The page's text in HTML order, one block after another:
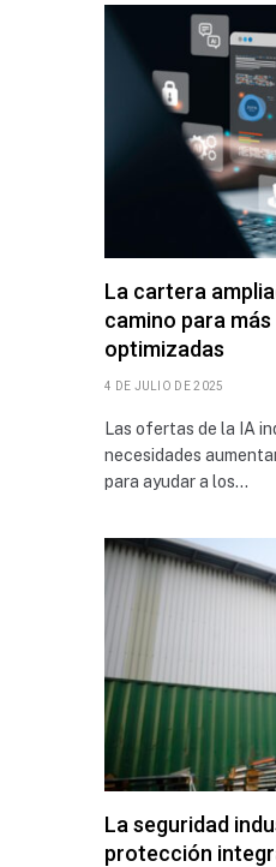
La cartera
camino para
optimizadas
4 DE JULIO DE 2025
Las ofertas de la IA
necesidades
para ayudar a los…
La seguridad
protección